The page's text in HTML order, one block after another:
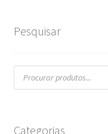
Pesquisar
Pesquisar
produtos
Categorias